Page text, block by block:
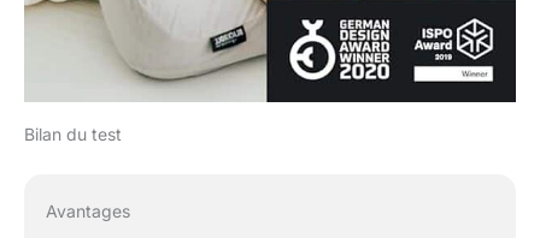
Bilan du test
Avantages